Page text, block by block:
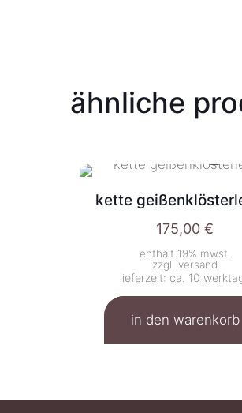
ähnliche
kette
175,00€
enthält 19% mwst.
zzgl. versand
lieferzeit: ca. 10
in den warenkorb